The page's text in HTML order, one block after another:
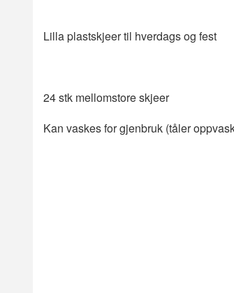
Lilla plastskjeer til hverdags og fest
24 stk mellomstore skjeer
Kan vaskes for gjenbruk (tåler